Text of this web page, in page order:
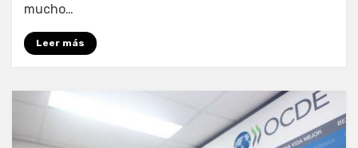
mucho…
Leer más